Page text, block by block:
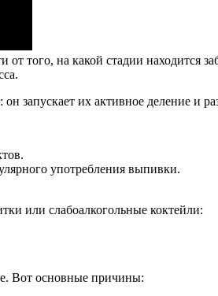
того, на какой стадии находится
запускает их активное деление и
употребления выпивки.
или слабоалкогольные коктейли:
Вот основные причины: